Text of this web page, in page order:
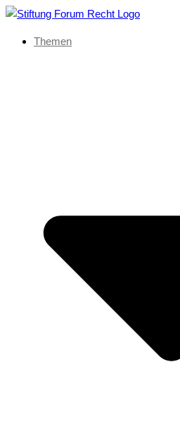
Themen